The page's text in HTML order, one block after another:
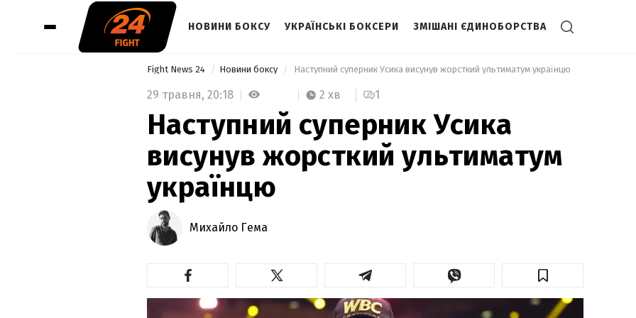
НОВИНИ БОКСУ УКРАЇНСЬКІ БОКСЕРИ ЗМІШАНІ ЄДИНОБОРСТВА
Fight News 24 Новини боксу Наступний суперник Усика висунув жорсткий ультиматум українцю
29 травня, 20:18 2 хв 1
Наступний суперник Усика
висунув жорсткий ультиматум
українцю
Михайло Гема